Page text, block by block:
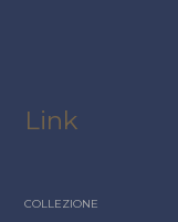
Link
COLLEZIONE